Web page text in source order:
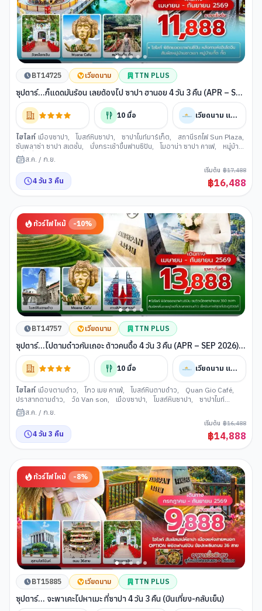
BT14725 เวียดนาม TTN PLUS
ซุปตาร์...ก็แดดมันร้อน เลยต้องไป ซาปา ฮานอย 4 วัน 3 คืน (APR – SEP
2026) บินเที่ยง-กลับค่ำ
10 มื้อ เวียดนาม แอร์ไลน์
ไฮไลท์ เมืองซาปา, โบสถ์หินซาปา, ซาปาไนท์มาร์เก็ต, สถานีรถไฟ Sun Plaza,
ซันพลาซ่า ซาปา สเตชั่น, นั่งกระเช้าขึ้นฟานซิปัน, โมอาน่า ซาปา คาเฟ,
หมู่บ้า
นกั๊ตกั๊ต , เมืองลาวไก
ก้าแกรนด์เวิลด์ฮานอย
ทะเลสาบคืน
ดาบ, วัดเฉินก๊วก,
ส.ค. / ก.ย.
4 วัน 3 คืน
เริ่มต้น ฿17,488
฿16,488
ทัวร์ไฟไหม้ -10%
BT14757 เวียดนาม TTN PLUS
ซุปตาร์...ไปตามด๋าวกันเถอะ ต้าวคนดื้อ 4 วัน 3 คืน (APR – SEP 2026)
บินเที่ยง-กลับค่ำ
10 มื้อ เวียดนาม แอร์ไลน์
ไฮไลท์ เมืองตามด๋าว, โกว เมย คาเฟ่, โบสถ์หินตามด๋าว, Quan Gio Café,
ปราสาทตามด๋าว, วัด Van son, เมืองซาปา, โบสถ์หินซาปา,
ซาปาไนท์
มาร์เก็ต , สถานีรถไฟ Sun Plaza
ซิปัน
โมอาน่า ซาปา คาเฟ ร้านเยื่อไผ่
mall
ส.ค. / ก.ย.
4 วัน 3 คืน
เริ่มต้น ฿16,488
฿14,888
ทัวร์ไฟไหม้ -8%
BT15885 เวียดนาม TTN PLUS
ซุปตาร์... จะพาเคะไปหาเมะ ที่ซาปา 4 วัน 3 คืน (บินเที่ยง-กลับเย็น)